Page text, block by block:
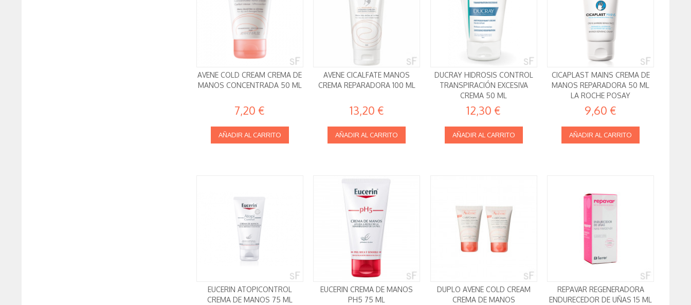
AVENE COLD CREAM CREMA DE
MANOS CONCENTRADA 50 ML
7,20 €
AÑADIR AL CARRITO
AVENE CICALFATE MANOS
CREMA REPARADORA 100 ML
13,20 €
AÑADIR AL CARRITO
DUCRAY HIDROSIS CONTROL
TRANSPIRACIÓN EXCESIVA
CREMA 50 ML
12,30 €
AÑADIR AL CARRITO
CICAPLAST MAINS CREMA DE
MANOS REPARADORA 50 ML
LA ROCHE POSAY
9,60 €
AÑADIR AL CARRITO
EUCERIN ATOPICONTROL
CREMA DE MANOS 75 ML
EUCERIN CREMA DE MANOS
PH5 75 ML
DUPLO AVENE COLD CREAM
CREMA DE MANOS
REPAVAR REGENERADORA
ENDURECEDOR DE UÑAS 15 ML